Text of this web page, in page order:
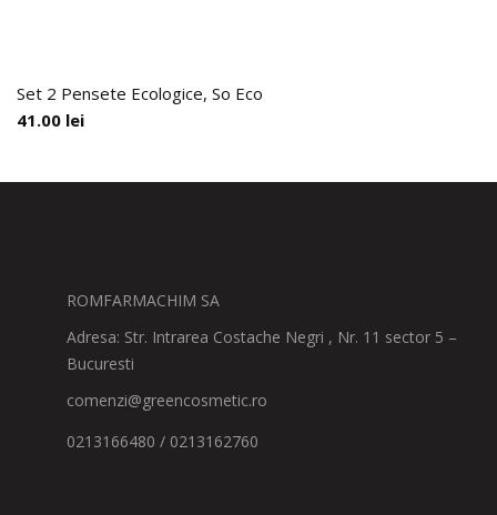
Set 2 Pensete Ecologice, So Eco
41.00 lei
ROMFARMACHIM SA
Adresa: Str. Intrarea Costache Negri , Nr. 11 sector 5 –
Bucuresti
comenzi@greencosmetic.ro
0213166480 / 0213162760